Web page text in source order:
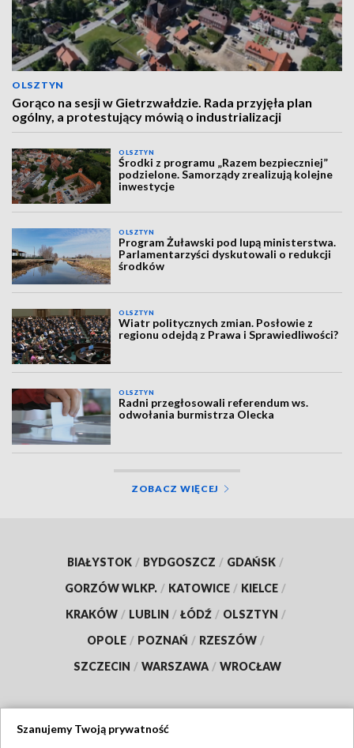
OLSZTYN
Gorąco na sesji w Gietrzwałdzie. Rada przyjęła plan
ogólny, a protestujący mówią o industrializacji
OLSZTYN
Środki z programu „Razem bezpieczniej”
podzielone. Samorządy zrealizują kolejne
inwestycje
OLSZTYN
Program Żuławski pod lupą ministerstwa.
Parlamentarzyści dyskutowali o redukcji
środków
OLSZTYN
Wiatr politycznych zmian. Posłowie z
regionu odejdą z Prawa i Sprawiedliwości?
OLSZTYN
Radni przegłosowali referendum ws.
odwołania burmistrza Olecka
ZOBACZ WIĘCEJ
BIAŁYSTOK / BYDGOSZCZ / GDAŃSK /
GORZÓW WLKP. / KATOWICE / KIELCE /
KRAKÓW / LUBLIN / ŁÓDŹ / OLSZTYN /
OPOLE / POZNAŃ / RZESZÓW /
SZCZECIN / WARSZAWA / WROCŁAW
Szanujemy Twoją prywatność